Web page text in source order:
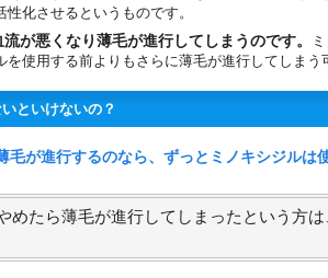
化させるというものです。
が悪くなり薄毛が進行してしまうのです。
使用する前よりもさらに薄毛が進行してしまう
といけないの？
毛が進行するのなら、ずっとミノキシジルは
めたら薄毛が進行してしまったという方